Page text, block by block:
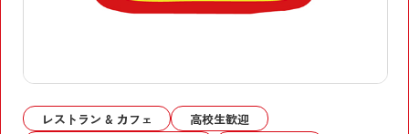
レストラン & カフェ
高校生歓迎